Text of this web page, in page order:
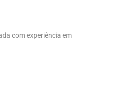
com experiência em